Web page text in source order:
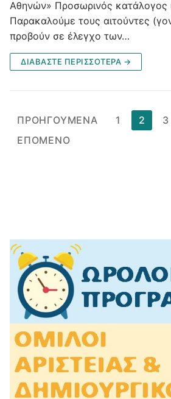
Αθηνών» Προσωρινός
Παρακαλούμε τους αιτούντες
προβούν σε έλεγχο των…
ΔΙΑΒΆΣΤΕ ΠΕΡΙΣΣΌΤΕΡΑ →
Σελιδοποίηση
άρθρων
ΠΡΟΗΓΟΎΜΕΝΑ 1 2 3
ΕΠΌΜΕΝΟ